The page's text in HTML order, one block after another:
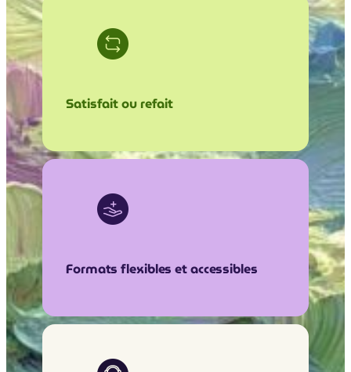
Satisfait ou refait
Formats flexibles et accessibles